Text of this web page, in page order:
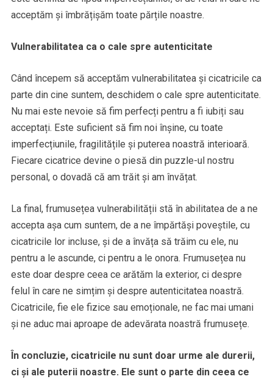
acceptăm și îmbrățișăm toate părțile noastre.
Vulnerabilitatea ca o cale spre autenticitate
Când începem să acceptăm vulnerabilitatea și cicatricile ca
parte din cine suntem, deschidem o cale spre autenticitate.
Nu mai este nevoie să fim perfecți pentru a fi iubiți sau
acceptați. Este suficient să fim noi înșine, cu toate
imperfecțiunile, fragilitățile și puterea noastră interioară.
Fiecare cicatrice devine o piesă din puzzle-ul nostru
personal, o dovadă că am trăit și am învățat.
La final, frumusețea vulnerabilității stă în abilitatea de a ne
accepta așa cum suntem, de a ne împărtăși poveștile, cu
cicatricile lor incluse, și de a învăța să trăim cu ele, nu
pentru a le ascunde, ci pentru a le onora. Frumusețea nu
este doar despre ceea ce arătăm la exterior, ci despre
felul în care ne simțim și despre autenticitatea noastră.
Cicatricile, fie ele fizice sau emoționale, ne fac mai umani
și ne aduc mai aproape de adevărata noastră frumusețe.
În concluzie, cicatricile nu sunt doar urme ale durerii,
ci și ale puterii noastre. Ele sunt o parte din ceea ce